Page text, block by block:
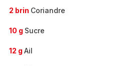
2 brin Coriandre
10 g Sucre
12 g Ail